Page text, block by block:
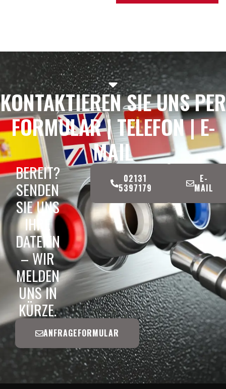
KONTAKTIEREN SIE UNS PER
FORMULAR | TELEFON | E-
MAIL
BEREIT?
SENDEN
SIE UNS
IHRE
DATEIEN
– WIR
MELDEN
UNS IN
KÜRZE.
ANFRAGEFORMULAR
02131
5397179
E-
MAIL